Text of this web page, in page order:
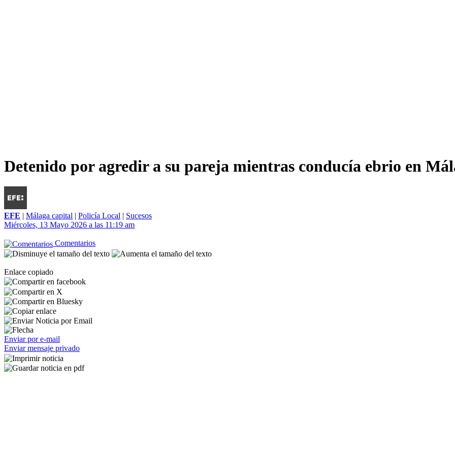
Detenido por agredir a su pareja mientras conducía ebrio en
EFE | Málaga capital | Policía Local | Sucesos
Miércoles, 13 Mayo 2026 a las 11:19 am
Comentarios
Enlace copiado
Enviar por e-mail
Enviar mensaje privado